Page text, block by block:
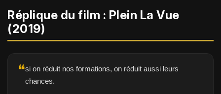
Réplique du film : Plein La Vue
(2019)
❝si on réduit nos formations, on réduit aussi leurs
chances.